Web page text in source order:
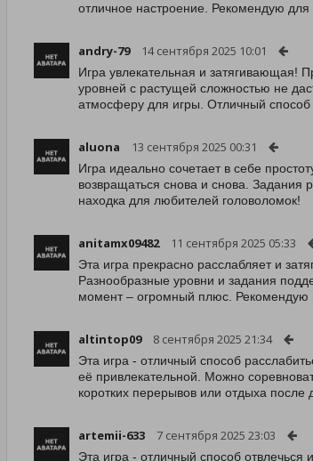
отличное настроение. Рекомендую
andry-79 14 сентября 2025 10:01
Игра увлекательная и затягивающая!
уровней с растущей сложностью не
атмосферу для игры. Отличный способ
aluona 13 сентября 2025 00:31
Игра идеально сочетает в себе
возвращаться снова и снова. Задания
находка для любителей головоломок!
anitamx09482 11 сентября 2025 05:33
Эта игра прекрасно расслабляет и
Разнообразные уровни и задания
момент – огромный плюс. Рекомендую
altintop09 8 сентября 2025 21:34
Эта игра - отличный способ
её привлекательной. Можно
коротких перерывов или отдыха после
artemii-633 7 сентября 2025 23:03
Эта игра - отличный способ